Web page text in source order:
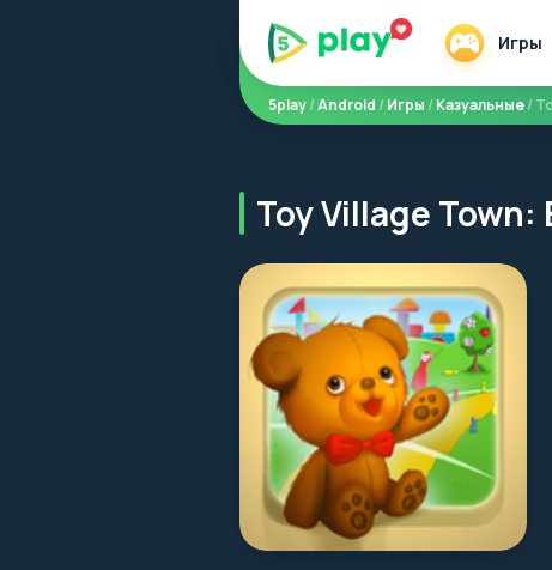
Игры
5play/Android /Игры /Казуальные/
Toy Village